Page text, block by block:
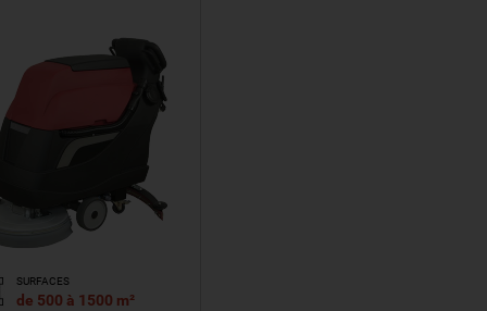
SURFACES
de 500 à 1500 m²